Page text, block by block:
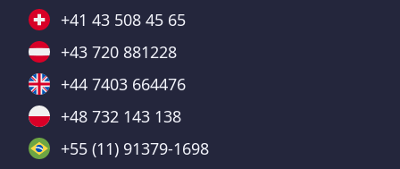
+41 43 508 45 65
+43 720 881228
+44 7403 664476
+48 732 143 138
+55 (11) 91379-1698